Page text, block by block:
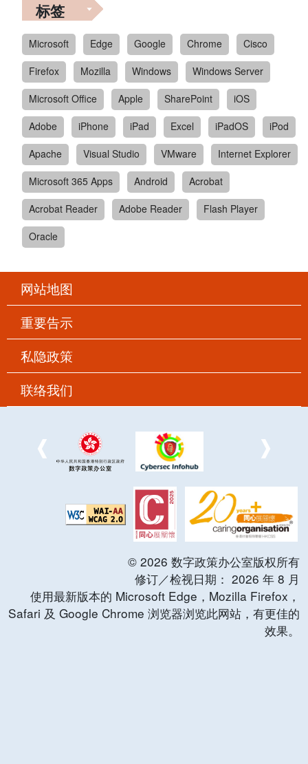
标签
Microsoft Edge Google Chrome
Cisco
Firefox
Mozilla Windows
Windows Server
Microsoft Office
Apple SharePoint
iOS
Adobe
iPhone iPad Excel iPadOS
iPod
Apache
Visual Studio VMware
Internet Explorer
Microsoft 365 Apps
Android
Acrobat
Acrobat Reader
Adobe Reader
Flash Player
Oracle
网站地图
重要告示
私隐政策
联络我们
© 2026 数字政策办公室版权所有
修订／检视日期： 2026 年 8 月
使用最新版本的 Microsoft Edge，Mozilla Firefox，
Safari 及 Google Chrome 浏览器浏览此网站，有更佳的
效果。